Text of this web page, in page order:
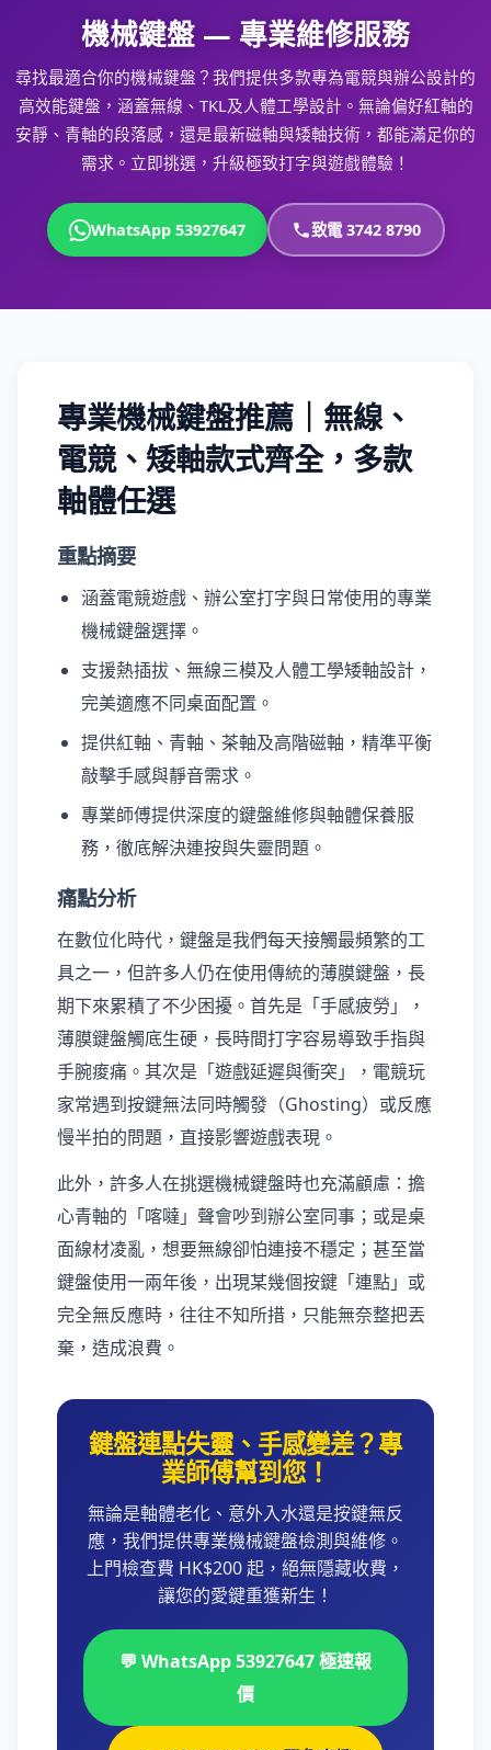
機械鍵盤 — 專業維修服務
尋找最適合你的機械鍵盤？我們提供多款專為電競與辦公設計的
高效能鍵盤，涵蓋無線、TKL及人體工學設計。無論偏好紅軸的
安靜、青軸的段落感，還是最新磁軸與矮軸技術，都能滿足你的
需求。立即挑選，升級極致打字與遊戲體驗！
WhatsApp 53927647 致電 3742 8790
專業機械鍵盤推薦｜無線、
電競、矮軸款式齊全，多款
軸體任選
重點摘要
涵蓋電競遊戲、辦公室打字與日常使用的專業
機械鍵盤選擇。
支援熱插拔、無線三模及人體工學矮軸設計，
完美適應不同桌面配置。
提供紅軸、青軸、茶軸及高階磁軸，精準平衡
敲擊手感與靜音需求。
專業師傅提供深度的鍵盤維修與軸體保養服
務，徹底解決連按與失靈問題。
痛點分析
在數位化時代，鍵盤是我們每天接觸最頻繁的工
具之一，但許多人仍在使用傳統的薄膜鍵盤，長
期下來累積了不少困擾。首先是「手感疲勞」，
薄膜鍵盤觸底生硬，長時間打字容易導致手指與
手腕痠痛。其次是「遊戲延遲與衝突」，電競玩
家常遇到按鍵無法同時觸發（Ghosting）或反應
慢半拍的問題，直接影響遊戲表現。
此外，許多人在挑選機械鍵盤時也充滿顧慮：擔
心青軸的「喀噠」聲會吵到辦公室同事；或是桌
面線材凌亂，想要無線卻怕連接不穩定；甚至當
鍵盤使用一兩年後，出現某幾個按鍵「連點」或
完全無反應時，往往不知所措，只能無奈整把丟
棄，造成浪費。
鍵盤連點失靈、手感變差？專
業師傅幫到您！
無論是軸體老化、意外入水還是按鍵無反
應，我們提供專業機械鍵盤檢測與維修。
上門檢查費 HK$200 起，絕無隱藏收費，
讓您的愛鍵重獲新生！
💬 WhatsApp 53927647 極速報
價